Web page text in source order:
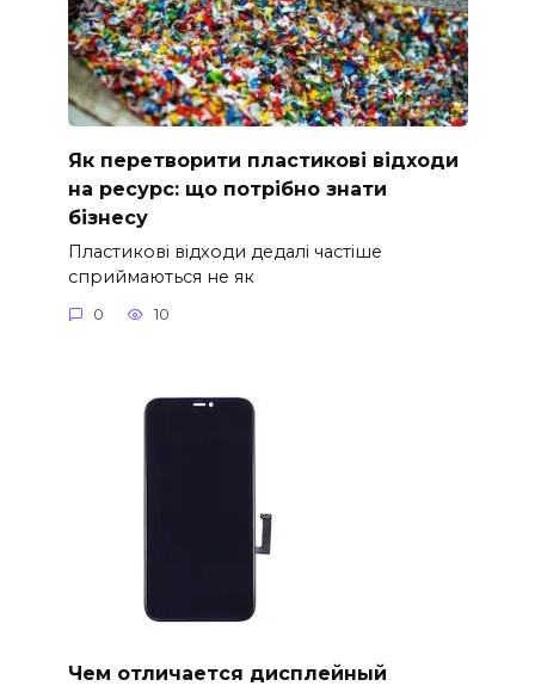
Як перетворити пластикові відходи
на ресурс: що потрібно знати
бізнесу
Пластикові відходи дедалі частіше
сприймаються не як
0 10
Чем отличается дисплейный